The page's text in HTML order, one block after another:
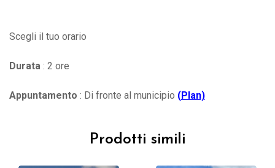
Scegli il tuo orario
Durata : 2 ore
Appuntamento : Di fronte al municipio (Plan)
Prodotti simili